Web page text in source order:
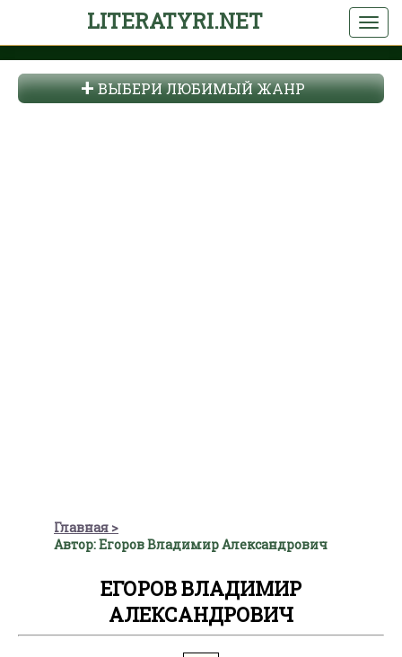
LITERATYRI.NET
ВЫБЕРИ ЛЮБИМЫЙ ЖАНР
Главная
Автор: Егоров Владимир Александрович
ЕГОРОВ ВЛАДИМИР
АЛЕКСАНДРОВИЧ